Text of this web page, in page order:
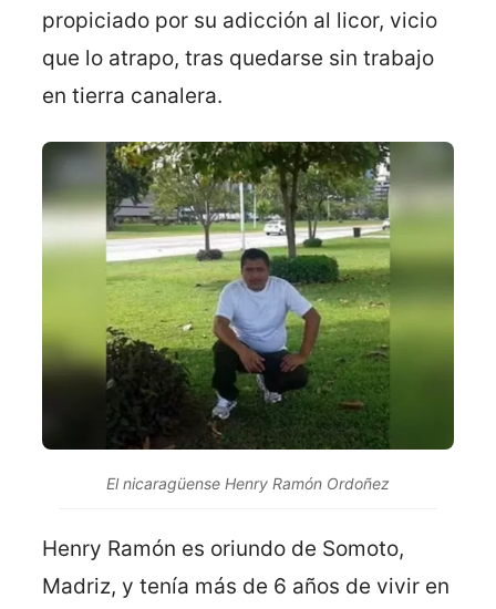
propiciado por su adicción al licor, vicio
que lo atrapo, tras quedarse sin trabajo
en tierra canalera.
El nicaragüense Henry Ramón Ordoñez
Henry Ramón es oriundo de Somoto,
Madriz, y tenía más de 6 años de vivir en